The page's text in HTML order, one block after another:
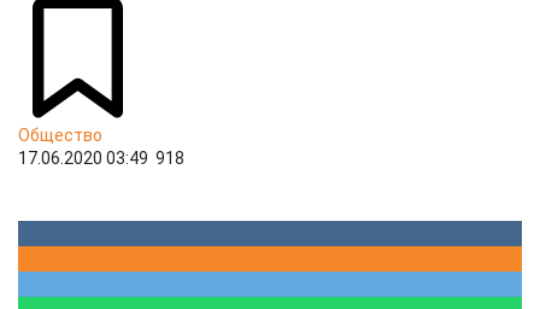
Общество
17.06.2020 03:49 918